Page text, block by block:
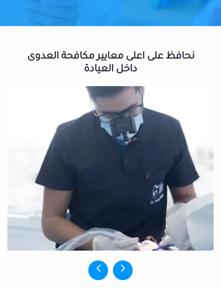
نحافظ على اعلى معايير مكافحة العدوى
داخل العيادة